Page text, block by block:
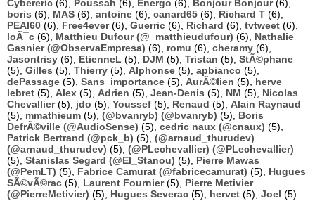
Cybereric (6), Poussah (6), Energo (6), Bonjour Bonjour(6),
boris (6), MAS (6), antoine (6), canard65 (6), Richard T (6),
PEAI60 (6), Free4ever(6), Guerric (6), Richard (6), tvtweet (6),
loÃ¯c (6), Matthieu Dufour (@_matthieudufour) (6), Nathalie
Gasnier (@ObservaEmpresa) (6), romu (6), cheramy (6),
Jasontrisy (6), EtienneL (5), DJM (5), Tristan (5), StÃ©phane
(5), Gilles (5), Thierry (5), Alphonse (5), apbianco (5),
dePassage (5), Sans_importance (5), AurÃ©lien (5), herve
lebret (5), Alex (5), Adrien (5), Jean-Denis (5), NM (5), Nicolas
Chevallier(5), jdo (5), Youssef (5), Renaud (5), Alain Raynaud
(5), mmathieum (5), (@bvanryb) (@bvanryb) (5), Boris
DefrÃ©ville (@AudioSense) (5), cedric naux (@cnaux) (5),
Patrick Bertrand (@pck_b) (5), (@arnaud_thurudev)
(@arnaud_thurudev) (5), (@PLechevallier) (@PLechevallier)
(5), Stanislas Segard (@El_Stanou) (5), Pierre Mawas
(@PemLT) (5), Fabrice Camurat (@fabricecamurat) (5), Hugues
SÃ©vÃ©rac (5), Laurent Fournier(5), Pierre Metivier
(@PierreMetivier) (5), Hugues Severac (5), hervet (5), Joel (5)